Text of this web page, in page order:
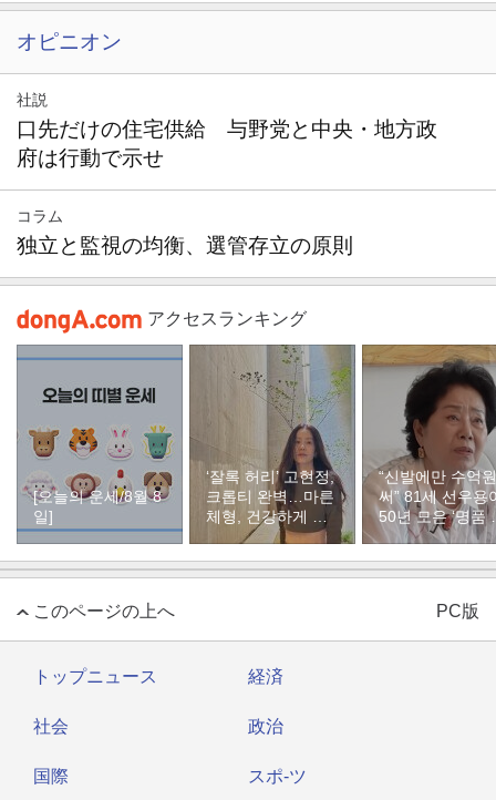
オピニオン
社説
口先だけの住宅供給 与野党と中央・地方政
府は行動で示せ
コラム
独立と監視の均衡、選管存立の原則
アクセスランキング
[오늘의 운세/8월 8
일]
‘잘록 허리’ 고현정,
크롭티 완벽…마른
체형, 건강하게 유
지하려면
“신발에만 수억원
써” 81세 선우용
50년 모은 ‘명품
두’ 컬렉션
このページの上へ PC版
トップニュース 経済
社会 政治
国際 スポ-ツ